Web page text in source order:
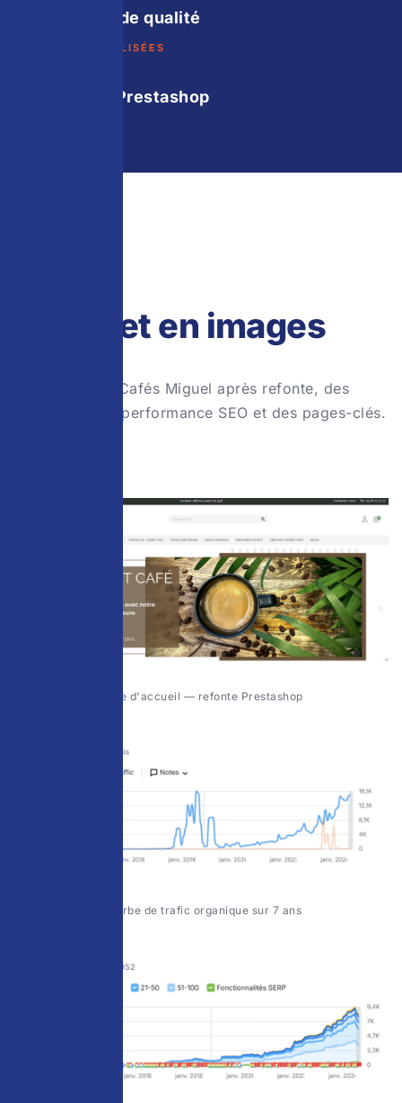
300+ liens de qualité
REFONTES RÉALISÉES
2 refontes Prestashop
Le projet en images
Aperçu du site Cafés Miguel après refonte, des
dashboards de performance SEO et des pages-clés.
Page d'accueil — refonte Prestashop
Courbe de trafic organique sur 7 ans